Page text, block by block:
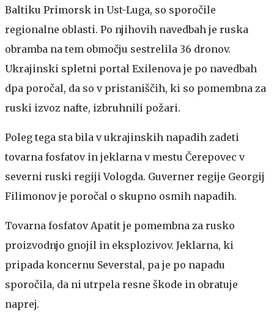
Baltiku Primorsk in Ust-Luga, so sporočile
regionalne oblasti. Po njihovih navedbah je ruska
obramba na tem območju sestrelila 36 dronov.
Ukrajinski spletni portal Exilenova je po navedbah
dpa poročal, da so v pristaniščih, ki so pomembna za
ruski izvoz nafte, izbruhnili požari.
Poleg tega sta bila v ukrajinskih napadih zadeti
tovarna fosfatov in jeklarna v mestu Čerepovec v
severni ruski regiji Vologda. Guverner regije Georgij
Filimonov je poročal o skupno osmih napadih.
Tovarna fosfatov Apatit je pomembna za rusko
proizvodnjo gnojil in eksplozivov. Jeklarna, ki
pripada koncernu Severstal, pa je po napadu
sporočila, da ni utrpela resne škode in obratuje
naprej.